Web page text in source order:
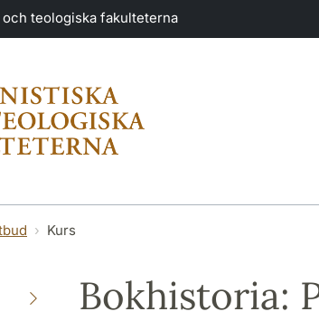
och teologiska fakulteterna
Kurs
Bokhistoria: